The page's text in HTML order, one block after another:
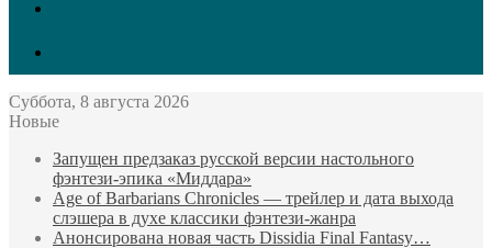
Суббота, 8 августа 2026
Новые
Запущен предзаказ русской версии настольного
фэнтези-эпика «Миддара»
Age of Barbarians Chronicles — трейлер и дата выхода
слэшера в духе классики фэнтези-жанра
Анонсирована новая часть Dissidia Final Fantasy…